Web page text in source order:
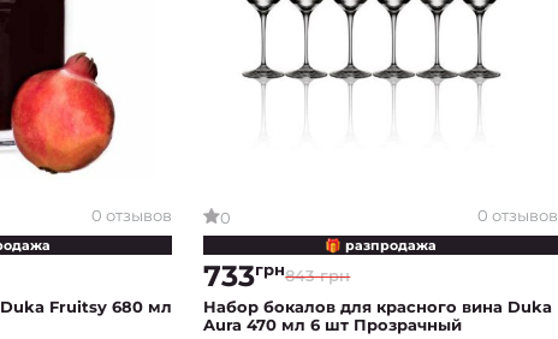
0 отзывов
Fruitsy 680 мл
0 0 отзывов
🎁 разпродажа
843 грн
733грн
Набор бокалов для красного вина Duka
Aura 470 мл 6 шт Прозрачный